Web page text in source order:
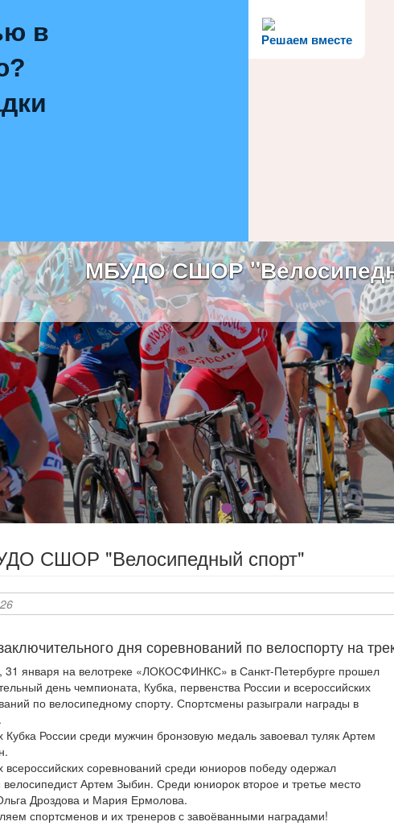
Решаем вместе
в
МБУДО СШОР
СШОР "Велосипедный спорт"
дня соревнований по велоспорту на
31 января на велотреке «ЛОКОСФИНКС» в Санкт-Петербурге прошел
день чемпионата, Кубка, первенства России и всероссийских
по велосипедному спорту. Спортсмены разыграли награды в
Кубка России среди мужчин бронзовую медаль завоевал туляк Артем
всероссийских соревнований среди юниоров победу одержал
велосипедист Артем Зыбин. Среди юниорок второе и третье место
Дроздова и Мария Ермолова.
спортсменов и их тренеров с завоёванными наградами!